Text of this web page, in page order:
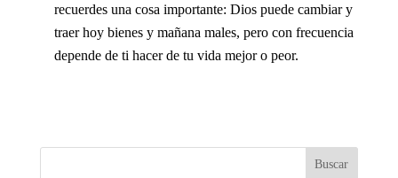
recuerdes una cosa importante: Dios puede cambiar y
traer hoy bienes y mañana males, pero con frecuencia
depende de ti hacer de tu vida mejor o peor.
Buscar